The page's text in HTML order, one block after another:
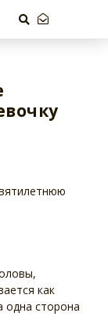
как
одна сторона